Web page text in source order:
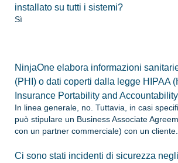
installato su tutti i sistemi?
Sì
NinjaOne elabora informazioni
(PHI) o dati coperti dalla legge HIPAA
Insurance Portability and
In linea generale, no. Tuttavia, in casi
può stipulare un Business Associate
con un partner commerciale) con un cliente.
Ci sono stati incidenti di sicurezza